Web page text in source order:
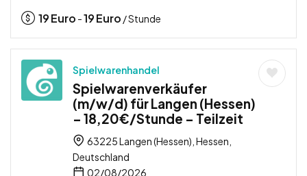
19Euro -19Euro / Stunde
Spielwarenhandel
Spielwarenverkäufer
(m/w/d) für Langen (Hessen)
– 18,20€/Stunde – Teilzeit
63225 Langen (Hessen), Hessen,
Deutschland
02/08/2026